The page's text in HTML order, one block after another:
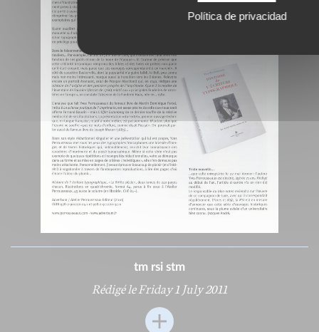
tm rsi stm
Rédigé le Friday 1 July 2011
Política de privacidad